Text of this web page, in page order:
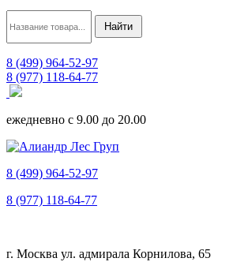
8 (499) 964-52-97
8 (977) 118-64-77
ежедневно с 9.00 до 20.00
8 (499) 964-52-97
8 (977) 118-64-77
г. Москва ул. адмирала Корнилова, 65